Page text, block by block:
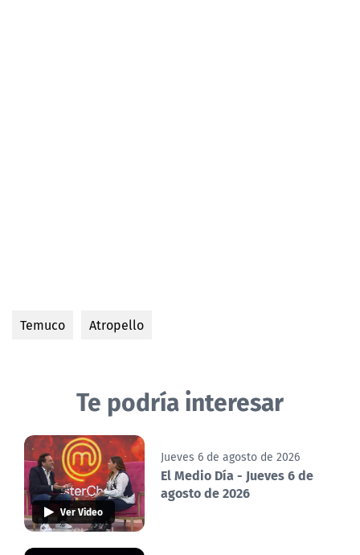
Temuco Atropello
Te podría interesar
Ver Video
Jueves 6 de agosto de 2026
El Medio Día - Jueves 6 de
agosto de 2026